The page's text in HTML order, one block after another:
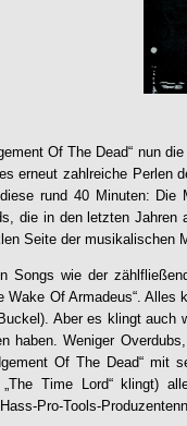
Of The Dead“ nun
erneut zahlreiche Perlen
rund 40 Minuten:
die in den letzten
Seite der musikalischen
wie der
Of Armadeus“.
Aber es klingt auch
haben. Weniger
Of The Dead“ mit
Time Lord“ klingt)
Pro-Tools-